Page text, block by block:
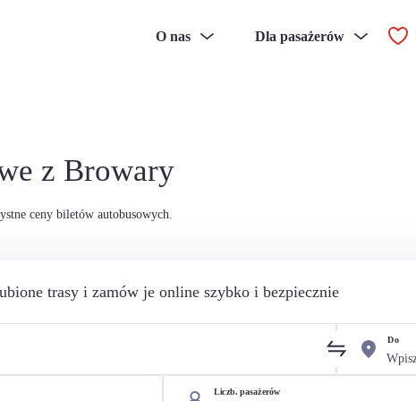
O nas Dla pasażerów
z Browary
ceny biletów autobusowych.
trasy i zamów je online szybko i bezpiecznie
Do
Liczb. pasażerów